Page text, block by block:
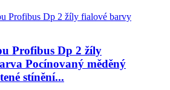
Profibus Dp 2 žíly
Pocínovaný měděný
stínění...